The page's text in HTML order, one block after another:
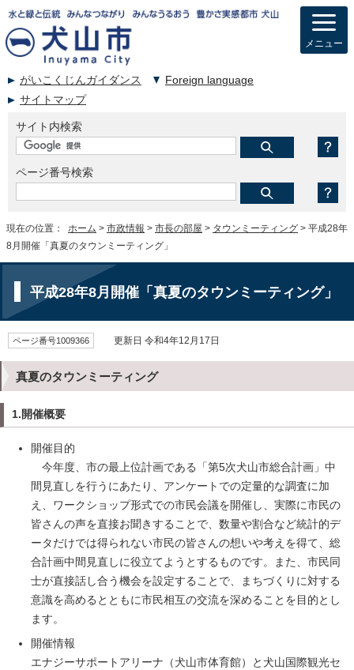
がいこくじんガイダンス
Foreign language
サイトマップ
サイト内検索
ページ番号検索
メニュー
現在の位置： ホーム > 市政情報 > 市長の部屋 > タウンミーティング > 平成28年
8月開催「真夏のタウンミーティング」
平成28年8月開催「真夏のタウンミーティング」
ページ番号1009366 更新日 令和4年12月17日
真夏のタウンミーティング
1.開催概要
開催目的
今年度、市の最上位計画である「第5次犬山市総合計画」中
間見直しを行うにあたり、アンケートでの定量的な調査に加
え、ワークショップ形式での市民会議を開催し、実際に市民の
皆さんの声を直接お聞きすることで、数量や割合など統計的デ
ータだけでは得られない市民の皆さんの想いや考えを得て、総
合計画中間見直しに役立てようとするものです。また、市民同
士が直接話し合う機会を設定することで、まちづくりに対する
意識を高めるとともに市民相互の交流を深めることを目的とし
ます。
開催情報
エナジーサポートアリーナ（犬山市体育館）と犬山国際観光セ